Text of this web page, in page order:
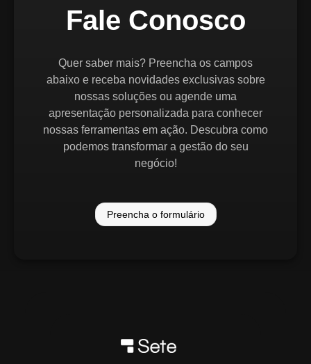
Fale Conosco
Quer saber mais? Preencha os campos
abaixo e receba novidades exclusivas sobre
nossas soluções ou agende uma
apresentação personalizada para conhecer
nossas ferramentas em ação. Descubra como
podemos transformar a gestão do seu
negócio!
Preencha o formulário